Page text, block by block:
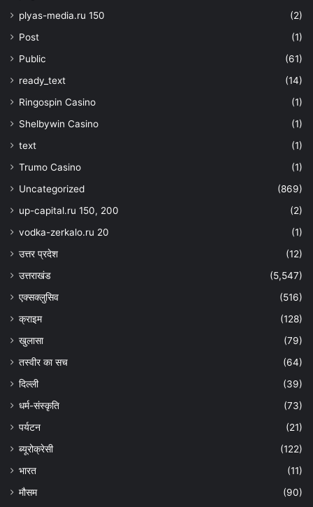
plyas-media.ru 150
(2)
Post
(1)
Public
(61)
ready_text
(14)
Ringospin Casino
(1)
Shelbywin Casino
(1)
text
(1)
Trumo Casino
(1)
Uncategorized
(869)
up-capital.ru 150, 200
(2)
vodka-zerkalo.ru 20
(1)
उत्तर प्रदेश
(12)
उत्तराखंड
(5,547)
एक्सक्लुसिव
(516)
क्राइम
(128)
खुलासा
(79)
तस्वीर का सच
(64)
दिल्ली
(39)
धर्म-संस्कृति
(73)
पर्यटन
(21)
ब्यूरोक्रेसी
(122)
भारत
(11)
मौसम
(90)